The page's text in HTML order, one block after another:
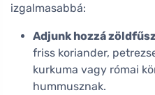
izgalmasabbá:
Adjunk hozzá
friss koriander,
kurkuma vagy római
hummusznak.